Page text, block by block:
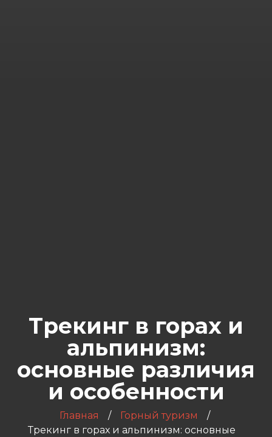
Трекинг в горах и
альпинизм:
основные различия
и особенности
Главная
Горный туризм
Трекинг в горах и альпинизм: основные